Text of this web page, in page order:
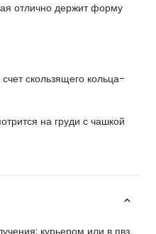
отлично держит форму
скользящего кольца-
на груди с чашкой
курьером или в пвз.